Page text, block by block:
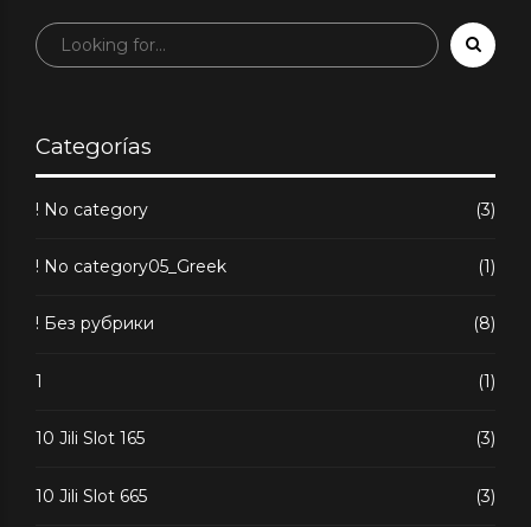
Categorías
! No category (3)
! No category05_Greek (1)
! Без рубрики (8)
1 (1)
10 Jili Slot 165 (3)
10 Jili Slot 665 (3)